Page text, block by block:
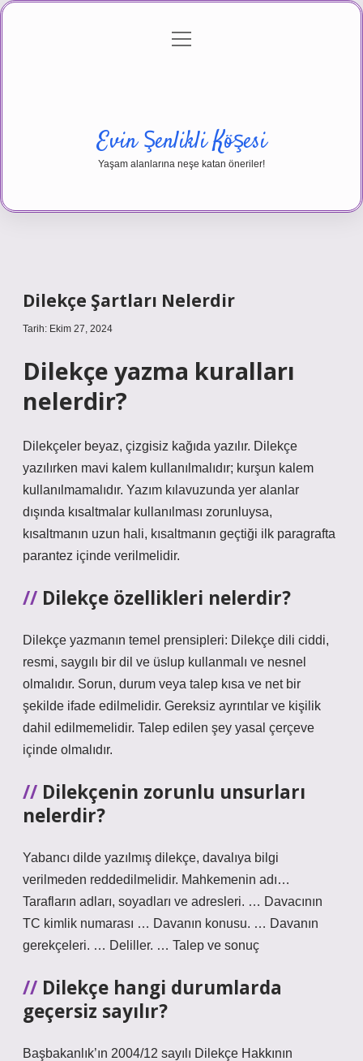
Gizlilik Politikası
menüyü
Evin Şenlikli Köşesi
Yaşam alanlarına neşe katan öneriler!
Dilekçe Şartları Nelerdir
Tarih: Ekim 27, 2024
Dilekçe yazma kuralları
nelerdir?
Dilekçeler beyaz, çizgisiz kağıda yazılır. Dilekçe
yazılırken mavi kalem kullanılmalıdır; kurşun kalem
kullanılmamalıdır. Yazım kılavuzunda yer alanlar
dışında kısaltmalar kullanılması zorunluysa,
kısaltmanın uzun hali, kısaltmanın geçtiği ilk paragrafta
parantez içinde verilmelidir.
Dilekçe özellikleri nelerdir?
Dilekçe yazmanın temel prensipleri: Dilekçe dili ciddi,
resmi, saygılı bir dil ve üslup kullanmalı ve nesnel
olmalıdır. Sorun, durum veya talep kısa ve net bir
şekilde ifade edilmelidir. Gereksiz ayrıntılar ve kişilik
dahil edilmemelidir. Talep edilen şey yasal çerçeve
içinde olmalıdır.
Dilekçenin zorunlu unsurları
nelerdir?
Yabancı dilde yazılmış dilekçe, davalıya bilgi
verilmeden reddedilmelidir. Mahkemenin adı…
Tarafların adları, soyadları ve adresleri. … Davacının
TC kimlik numarası … Davanın konusu. … Davanın
gerekçeleri. … Deliller. … Talep ve sonuç
Dilekçe hangi durumlarda
geçersiz sayılır?
Başbakanlık’ın 2004/12 sayılı Dilekçe Hakkının